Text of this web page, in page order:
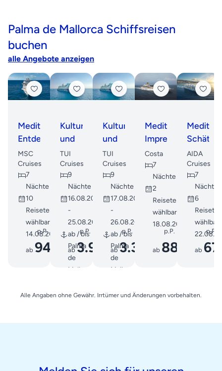
Palma de Mallorca Schiffsreisen
buchen
alle Angebote anzeigen
Mediterrane
Entdeckungsreise
MSC
Cruises
7
Nächte
10
Reisetermine
wählbar ab
14.08.2026
p.P.
ab 949
Kultur
und
Natur
am
Mittelmeer
TUI
Cruises
9
Nächte
16.08.2026
-
25.08.2026
ab / bis
Palma
de
Mallorca
p.P.
ab3.999€
Kultur
und
Natur
am
Mittelmeer
TUI
Cruises
9
Nächte
17.08.2026
-
26.08.2026
ab / bis
Palma
de
Mallorca
p.P.
ab3.399€
Mediterrane
Impressionen:
Inseln
und
Küstenzauber
Costa
7
Nächte
2
Reisetermine
wählbar ab
18.08.2026
p.P.
ab 889
Schätze
mit
Korsika
ab
Mallorca
AIDA
Cruises
7
Nächte
6
wählbar
p.P.
ab
Alle Angaben ohne Gewähr. Irrtümer und Änderungen vorbehalten.